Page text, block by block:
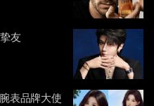
友
表品牌大使